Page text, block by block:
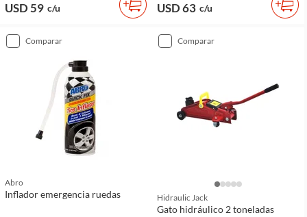
USD 59 c/u USD 63 c/u
comparar
Abro
Inflador emergencia ruedas
comparar
Hidraulic Jack
Gato hidráulico 2 toneladas